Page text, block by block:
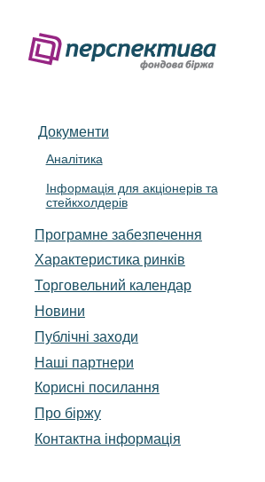
Документи
Аналітика
Інформація для акціонерів та
стейкхолдерів
Програмне забезпечення
Характеристика pинків
Торговельний календар
Новини
Публічні заходи
Наші партнери
Корисні посилання
Про біржу
Контактна інформація